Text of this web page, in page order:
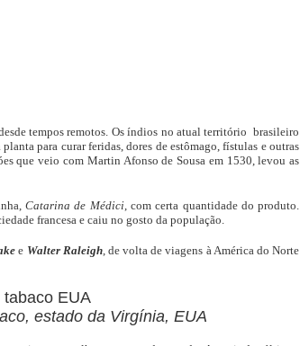
tempos remotos. Os índios no atual território brasileiro
para curar feridas, dores de estômago, fístulas e outras
que veio com Martin Afonso de Sousa em 1530, levou as
Catarina de Médici, com certa quantidade do produto.
francesa e caiu no gosto da população.
e Walter Raleigh, de volta de viagens à América do Norte
estado da Virgínia, EUA